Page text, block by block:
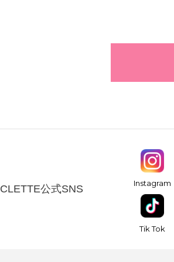
CLETTE公式SNS Instagram
Tik Tok